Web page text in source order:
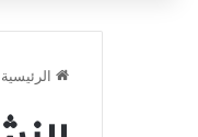
الرئيسية